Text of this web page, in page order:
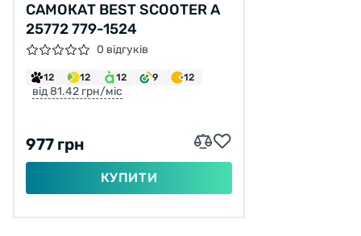
САМОКАТ BEST SCOOTER A
25772 779-1524
0 відгуків
12 12 12 9 12
від 81.42 грн/міс
977 грн
КУПИТИ